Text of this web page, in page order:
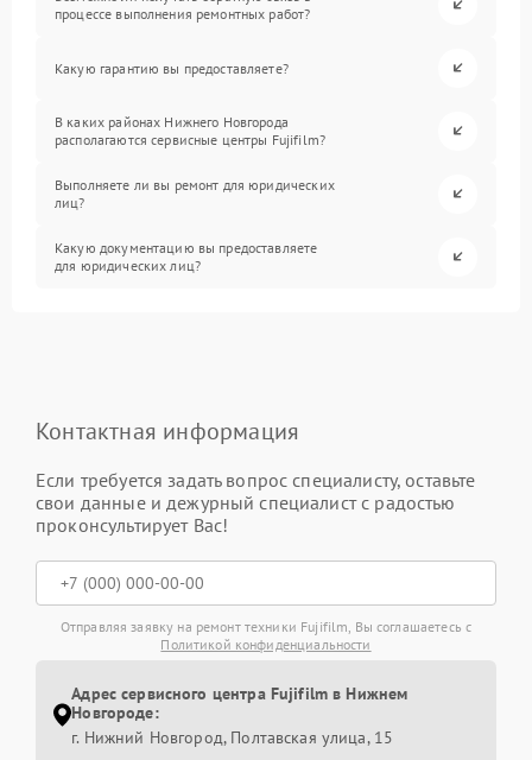
процессе выполнения ремонтных работ?
Какую гарантию вы предоставляете?
В каких районах Нижнего Новгорода
располагаются сервисные центры Fujifilm?
Выполняете ли вы ремонт для юридических
лиц?
Какую документацию вы предоставляете
для юридических лиц?
Контактная информация
Если требуется задать вопрос специалисту, оставьте
свои данные и дежурный специалист с радостью
проконсультирует Вас!
Отправляя заявку на ремонт техники Fujifilm, Вы соглашаетесь с
Политикой конфиденциальности
Адрес сервисного центра Fujifilm в Нижнем
Новгороде:
г. Нижний Новгород, Полтавская улица, 15